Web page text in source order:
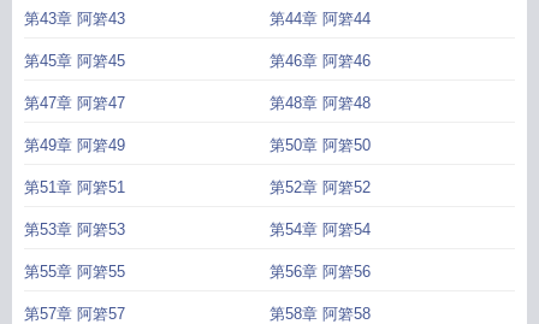
第43章 阿箬43 第44章 阿箬44
第45章 阿箬45 第46章 阿箬46
第47章 阿箬47 第48章 阿箬48
第49章 阿箬49 第50章 阿箬50
第51章 阿箬51 第52章 阿箬52
第53章 阿箬53 第54章 阿箬54
第55章 阿箬55 第56章 阿箬56
第57章 阿箬57 第58章 阿箬58